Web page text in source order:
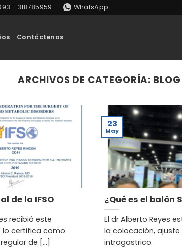
- 318785959 WhatsApp
Contáctenos
ARCHIVOS DE CATEGORÍA: BLOG
de la IFSO
recibió este
certifica como
de [...]
¿Qué es el balón
El dr Alberto Reyes
la colocación, ajuste
intragastrico.
23
May